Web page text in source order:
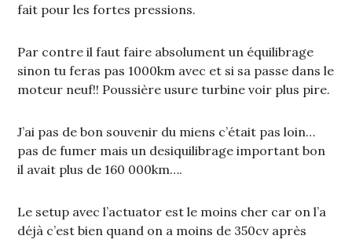
fait pour les fortes pressions.
Par contre il faut faire absolument un équilibrage
sinon tu feras pas 1000km avec et si sa passe dans le
moteur neuf!! Poussière usure turbine voir plus pire.
J’ai pas de bon souvenir du miens c’était pas loin…
pas de fumer mais un desiquilibrage important bon
il avait plus de 160 000km….
Le setup avec l’actuator est le moins cher car on l’a
déjà c’est bien quand on a moins de 350cv après